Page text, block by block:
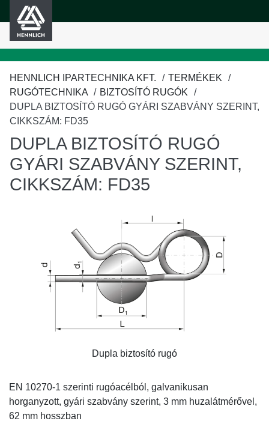
tartalomra
HENNLICH IPARTECHNIKA KFT.
TERMÉKEK
RUGÓTECHNIKA
BIZTOSÍTÓ RUGÓK
DUPLA BIZTOSÍTÓ RUGÓ GYÁRI SZABVÁNY SZERINT,
CIKKSZÁM: FD35
DUPLA BIZTOSÍTÓ RUGÓ
GYÁRI SZABVÁNY SZERINT,
CIKKSZÁM: FD35
Dupla biztosító rugó
EN 10270-1 szerinti rugóacélból, galvanikusan
horganyzott, gyári szabvány szerint, 3 mm huzalátmérővel,
62 mm hosszban